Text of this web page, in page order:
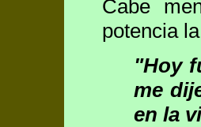
Cabe
potencia
"Hoy
me
en la